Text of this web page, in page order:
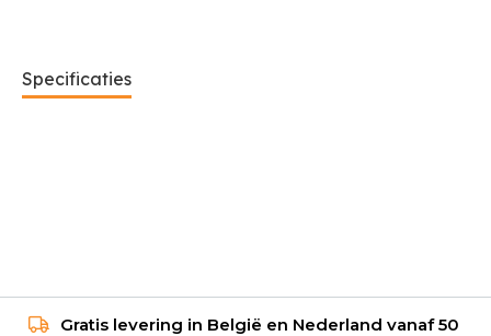
Specificaties
Gratis levering in België en Nederland vanaf 50